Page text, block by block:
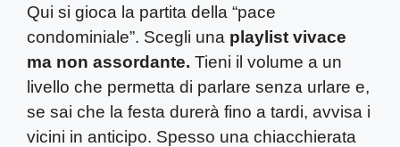
Qui si gioca la partita della “pace
condominiale”. Scegli una playlist vivace
ma non assordante. Tieni il volume a un
livello che permetta di parlare senza urlare e,
se sai che la festa durerà fino a tardi, avvisa i
vicini in anticipo. Spesso una chiacchierata